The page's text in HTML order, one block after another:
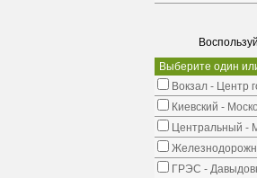
Выберите один
Вокзал - Центр
Киевский -
Центральный -
ГРЭС -